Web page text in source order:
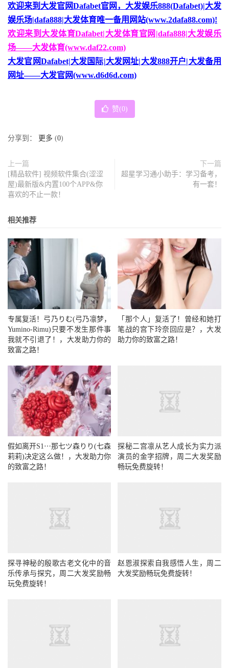
欢迎来到大发官网Dafabet官网，大发娱乐888(Dafabet)|大发
娱乐场|dafa888|大发体育唯一备用网站(www.2dafa88.com)!
欢迎来到大发体育Dafabet|大发体育官网|dafa888|大发娱乐
场——大发体育(www.daf22.com)
大发官网Dafabet|大发国际|大发网址|大发888开户|大发备用
网址——大发官网(www.d6d6d.com)
赞(0)
分享到： 更多 (0)
上一篇
[精品软件] 视频软件集合(涩涩
屋)最新版&内置100个APP&你
喜欢的不止一款！
下一篇
超星学习通小助手：学习备考，
有一套！
相关推荐
专属复活！弓乃りむ(弓乃凛梦，
Yumino-Rimu)只要不发生那件事
我就不引退了！，大发助力你的
致富之路！
「那个人」复活了！曾经和她打
笔战的宫下玲奈回应是？，大发
助力你的致富之路！
假如离开S1⋯那七ツ森りり(七森
莉莉)决定这么做！，大发助力你
的致富之路！
探秘二宫凛从艺人成长为实力派
演员的金字招牌，周二大发奖励
畅玩免费旋转！
探寻神秘的殷歌古老文化中的音
乐传承与探究，周二大发奖励畅
玩免费旋转！
赵恩淑探索自我感悟人生，周二
大发奖励畅玩免费旋转！